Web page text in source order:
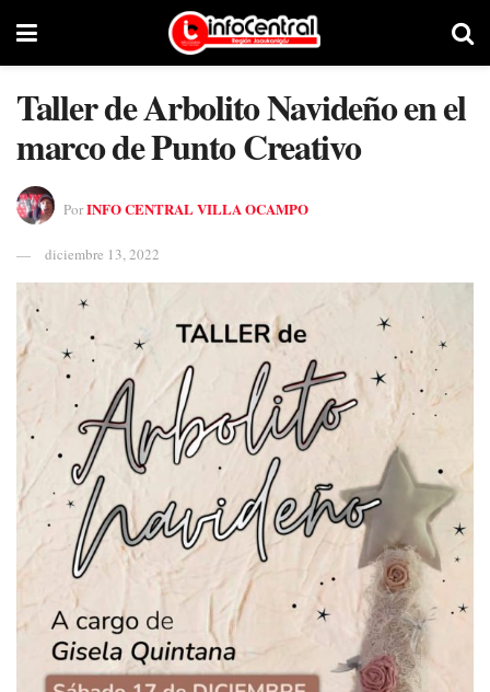
Taller de Arbolito Navideño en el
marco de Punto Creativo
PorINFO CENTRAL VILLA OCAMPO
diciembre 13, 2022